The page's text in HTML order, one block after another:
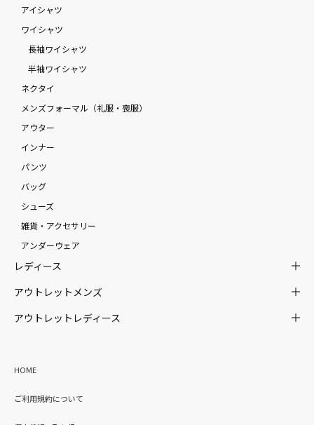
アイシャツ
ワイシャツ
長袖ワイシャツ
半袖ワイシャツ
ネクタイ
メンズフォーマル（礼服・喪服）
アウター
インナー
パンツ
バッグ
シューズ
雑貨・アクセサリー
アンダーウェア
レディース
アウトレットメンズ
アウトレットレディース
HOME
ご利用規約について